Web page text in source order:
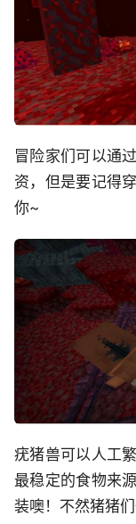
冒险家们可以通
资，但是要记得
你~
疣猪兽可以人工
最稳定的食物来
装噢！不然猪猪们